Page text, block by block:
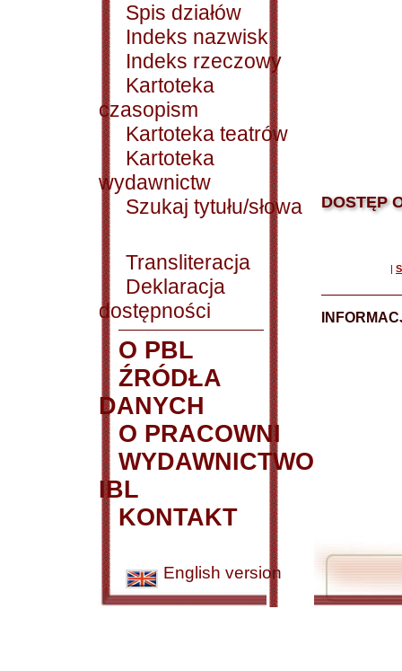
Spis działów
Indeks nazwisk
Indeks rzeczowy
Kartoteka
czasopism
Kartoteka teatrów
Kartoteka
wydawnictw
Szukaj tytułu/słowa
Transliteracja
Deklaracja
dostępności
O PBL
ŹRÓDŁA
DANYCH
O PRACOWNI
WYDAWNICTWO
IBL
KONTAKT
English version
DOSTĘP
|